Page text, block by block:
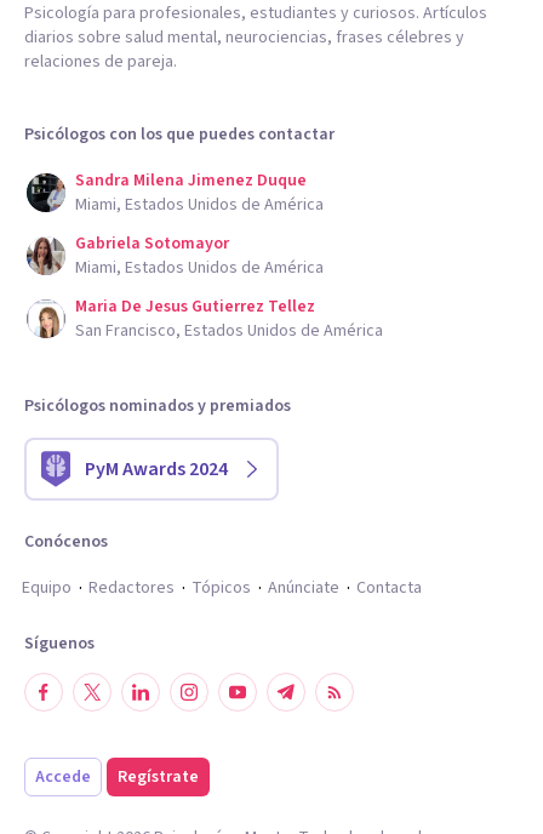
Psicología para profesionales, estudiantes y curiosos. Artículos
diarios sobre salud mental, neurociencias, frases célebres y
relaciones de pareja.
Psicólogos con los que puedes contactar
Sandra Milena Jimenez Duque
Miami, Estados Unidos de América
Gabriela Sotomayor
Miami, Estados Unidos de América
Maria De Jesus Gutierrez Tellez
San Francisco, Estados Unidos de América
Psicólogos nominados y premiados
PyM Awards 2024
Conócenos
Equipo
Redactores Tópicos Anúnciate Contacta
Síguenos
Accede Regístrate